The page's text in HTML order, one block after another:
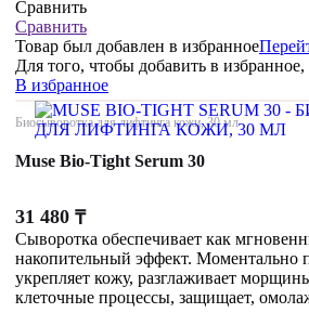
Сравнить
Сравнить
Товар был добавлен в избранное
Для того, чтобы добавить в
В избранное
Биосыворотка для лифтинга кожи, 30 мл
Muse Bio-Tight Serum 30
31 480 ₸
Сыворотка обеспечивает как
накопительный эффект. Моментально
укрепляет кожу, разглаживает
клеточные процессы, защищает,